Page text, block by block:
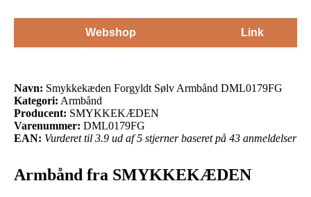
Webshop Link
Navn: Smykkekæden Forgyldt Sølv Armbånd DML0179FG
Kategori: Armbånd
Producent: SMYKKEKÆDEN
Varenummer: DML0179FG
EAN: Vurderet til 3.9 ud af 5 stjerner baseret på 43 anmeldelser
Armbånd fra SMYKKEKÆDEN